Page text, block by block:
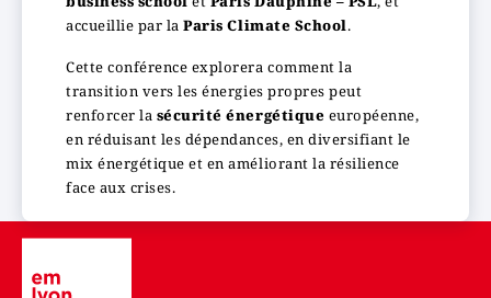
accueillie par laParis Climate School.
Cette conférence explorera comment la
transition vers les énergies propres peut
renforcer la sécurité énergétique européenne,
en réduisant les dépendances, en diversifiant le
mix énergétique et en améliorant la résilience
face aux crises.